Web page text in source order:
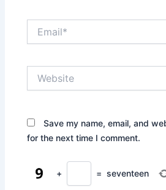
Save my name, email, and
for the next time I comment.
+ = seventeen